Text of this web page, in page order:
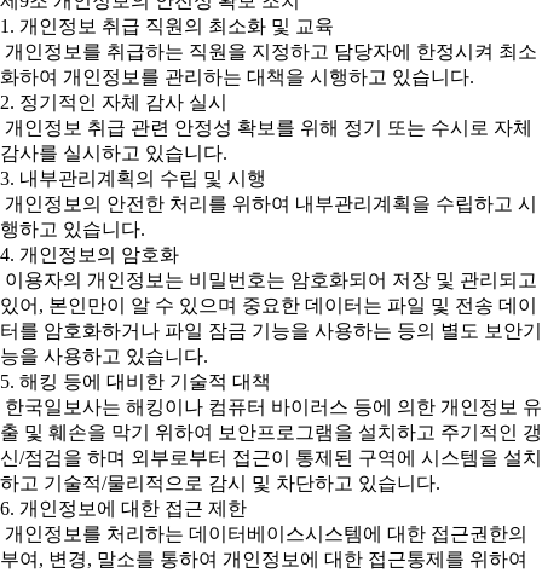
1. 개인정보 취급 직원의 최소화 및 교육
개인정보를 취급하는 직원을 지정하고 담당자에 한정시켜 최소
화하여 개인정보를 관리하는 대책을 시행하고 있습니다.
2. 정기적인 자체 감사 실시
개인정보 취급 관련 안정성 확보를 위해 정기 또는 수시로 자체
감사를 실시하고 있습니다.
3. 내부관리계획의 수립 및 시행
개인정보의 안전한 처리를 위하여 내부관리계획을 수립하고 시
행하고 있습니다.
4. 개인정보의 암호화
이용자의 개인정보는 비밀번호는 암호화되어 저장 및 관리되고
있어, 본인만이 알 수 있으며 중요한 데이터는 파일 및 전송 데이
터를 암호화하거나 파일 잠금 기능을 사용하는 등의 별도 보안기
능을 사용하고 있습니다.
5. 해킹 등에 대비한 기술적 대책
한국일보사는 해킹이나 컴퓨터 바이러스 등에 의한 개인정보 유
출 및 훼손을 막기 위하여 보안프로그램을 설치하고 주기적인 갱
신/점검을 하며 외부로부터 접근이 통제된 구역에 시스템을 설치
하고 기술적/물리적으로 감시 및 차단하고 있습니다.
6. 개인정보에 대한 접근 제한
개인정보를 처리하는 데이터베이스시스템에 대한 접근권한의
부여, 변경, 말소를 통하여 개인정보에 대한 접근통제를 위하여